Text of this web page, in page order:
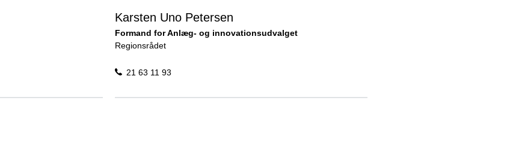
Karsten Uno Petersen
Formand for Anlæg- og innovationsudvalget
Regionsrådet
21 63 11 93